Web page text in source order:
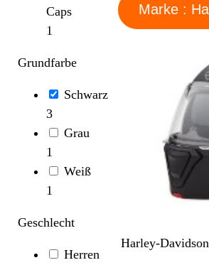
Caps
1
Grundfarbe
Schwarz
3
Grau
1
Weiß
1
Geschlecht
Herren
Harley-Davidson